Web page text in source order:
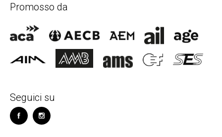
Promosso da
Seguici su